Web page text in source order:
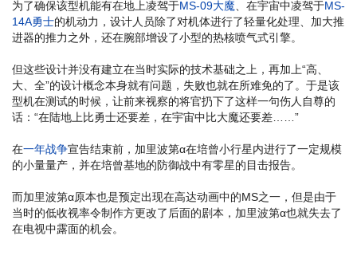
为了确保该型机能有在地上凌驾于MS-09大魔、在宇宙中凌驾于MS-
14A勇士的机动力，设计人员除了对机体进行了轻量化处理、加大推
进器的推力之外，还在腕部增设了小型的热核喷气式引擎。
但这些设计并没有建立在当时实际的技术基础之上，再加上“高、
大、全”的设计概念本身就有问题，失败也就在所难免的了。于是该
型机在测试的时候，让前来视察的将官扔下了这样一句伤人自尊的
话：“在陆地上比勇士还要差，在宇宙中比大魔还要差……”
在一年战争宣告结束前，加里波第α在培曾小行星内进行了一定规模
的小量量产，并在培曾基地的防御战中有零星的目击报告。
而加里波第α原本也是预定出现在高达动画中的MS之一，但是由于
当时的低收视率令制作方更改了后面的剧本，加里波第α也就失去了
在电视中露面的机会。